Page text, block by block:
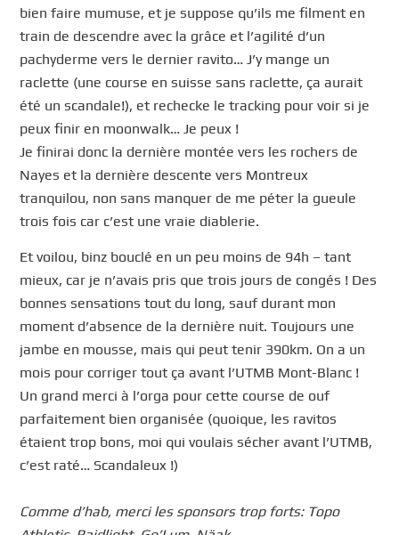
bien faire mumuse, et je suppose qu’ils me filment en
train de descendre avec la grâce et l’agilité d’un
pachyderme vers le dernier ravito… J’y mange un
raclette (une course en suisse sans raclette, ça aurait
été un scandale!), et rechecke le tracking pour voir si je
peux finir en moonwalk… Je peux !
Je finirai donc la dernière montée vers les rochers de
Nayes et la dernière descente vers Montreux
tranquilou, non sans manquer de me péter la gueule
trois fois car c’est une vraie diablerie.
Et voilou, binz bouclé en un peu moins de 94h – tant
mieux, car je n’avais pris que trois jours de congés ! Des
bonnes sensations tout du long, sauf durant mon
moment d’absence de la dernière nuit. Toujours une
jambe en mousse, mais qui peut tenir 390km. On a un
mois pour corriger tout ça avant l’UTMB Mont-Blanc !
Un grand merci à l’orga pour cette course de ouf
parfaitement bien organisée (quoique, les ravitos
étaient trop bons, moi qui voulais sécher avant l’UTMB,
c’est raté… Scandaleux !)
Comme d’hab, merci les sponsors trop forts: Topo